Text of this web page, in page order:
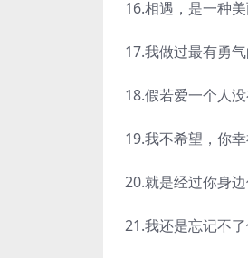
16.相遇，是一种
17.我做过最有勇
18.假若爱一个人
19.我不希望，你
20.就是经过你身
21.我还是忘记不